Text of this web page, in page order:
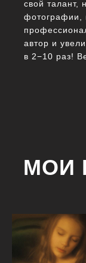
свой талант,
фотографии,
автор и
в 2−10 раз!
МОИ